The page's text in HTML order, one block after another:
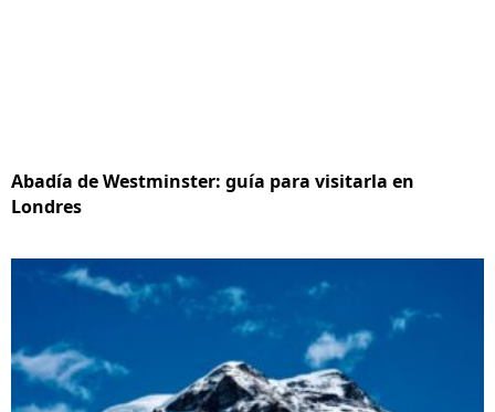
Abadía de Westminster: guía para visitarla en
Londres